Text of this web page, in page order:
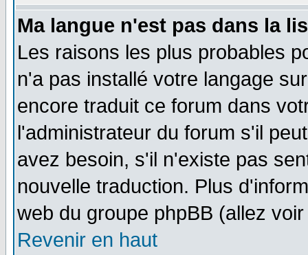
Ma langue n'est pas dans la
Les raisons les plus probables
n'a pas installé votre langage
encore traduit ce forum dans
l'administrateur du forum s'il
avez besoin, s'il n'existe pas
nouvelle traduction. Plus
web du groupe phpBB (allez
Revenir en haut